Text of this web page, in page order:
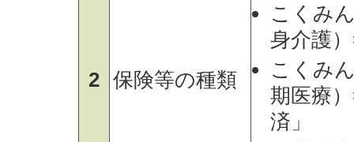
2 保険等の種類
こくみ
身介護
こくみ
期医療
済」